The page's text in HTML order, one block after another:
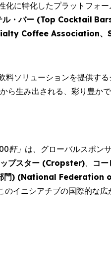
に特化したプラットフォー
ル・バー (Top Cocktail
Coffee Association、
ソリューションを提供す
生み出される、彩り豊か
軒」 は、グローバルスポン
プスター (Cropster)、 コ
門) (National Federation
イニシアチブの国際的な